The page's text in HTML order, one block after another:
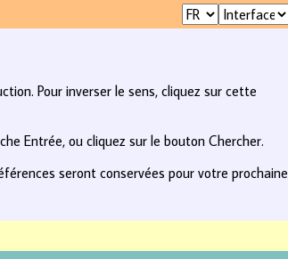
Pour inverser le sens, cliquez sur cette
Entrée, ou cliquez sur le bouton Chercher.
seront conservées pour votre prochaine